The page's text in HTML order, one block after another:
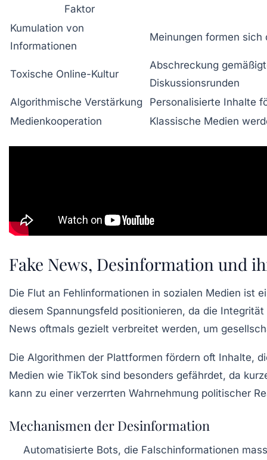
Faktor
Kumulation von
Informationen
Meinungen formen
Toxische Online-Kultur
Abschreckung
Diskussionsrunden
Algorithmische Verstärkung
Personalisierte Inhalte
Medienkooperation
Klassische Medien
Fake News, Desinformation und
Die Flut an Fehlinformationen in sozialen Medien ist
diesem Spannungsfeld positionieren, da die
News oftmals gezielt verbreitet werden, um
Die Algorithmen der Plattformen fördern oft Inhalte,
Medien wie TikTok sind besonders gefährdet, da
kann zu einer verzerrten Wahrnehmung politischer
Mechanismen der Desinformation
Automatisierte Bots, die Falschinformationen